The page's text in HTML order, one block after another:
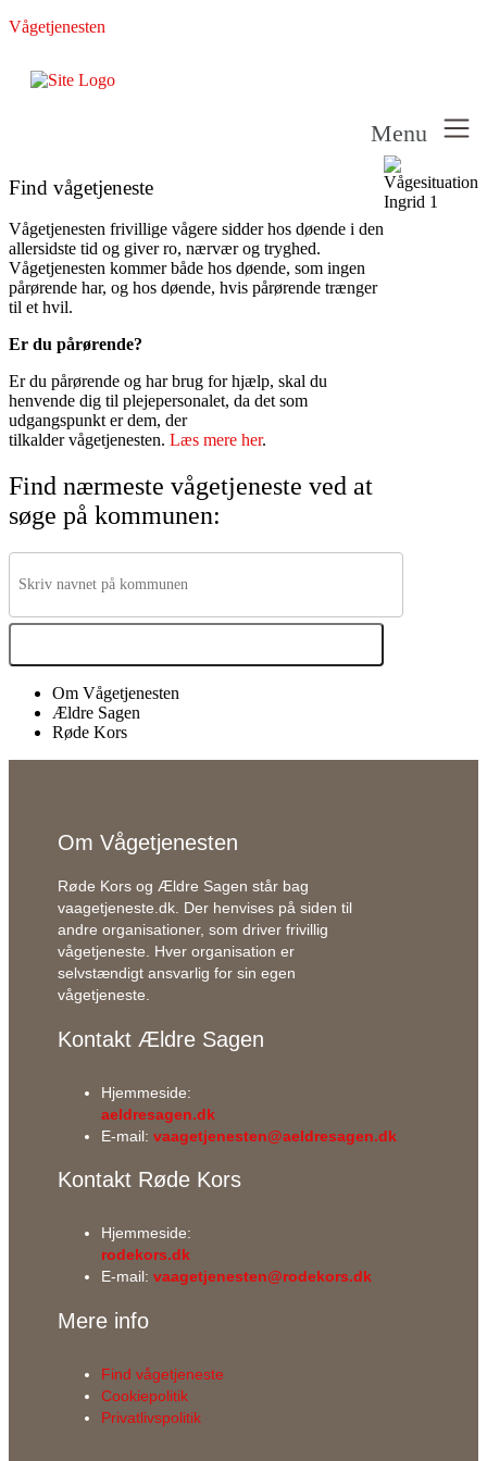
Vågetjenesten
Menu
Find vågetjeneste
Vågetjenesten frivillige vågere sidder hos døende i den
allersidste tid og giver ro, nærvær og tryghed.
Vågetjenesten kommer både hos døende, som ingen
pårørende har, og hos døende, hvis pårørende trænger
til et hvil.
Er du pårørende?
Er du pårørende og har brug for hjælp, skal du
henvende dig til plejepersonalet, da det som
udgangspunkt er dem, der
tilkalder vågetjenesten. Læs mere her.
Find nærmeste vågetjeneste ved at
søge på kommunen:
Om Vågetjenesten
Ældre Sagen
Røde Kors
Om Vågetjenesten
Røde Kors og Ældre Sagen står bag
vaagetjeneste.dk. Der henvises på siden til
andre organisationer, som driver frivillig
vågetjeneste. Hver organisation er
selvstændigt ansvarlig for sin egen
vågetjeneste.
Kontakt Ældre Sagen
Hjemmeside:
aeldresagen.dk
E-mail: vaagetjenesten@aeldresagen.dk
Kontakt Røde Kors
Hjemmeside:
rodekors.dk
E-mail: vaagetjenesten@rodekors.dk
Mere info
Find vågetjeneste
Cookiepolitik
Privatlivspolitik